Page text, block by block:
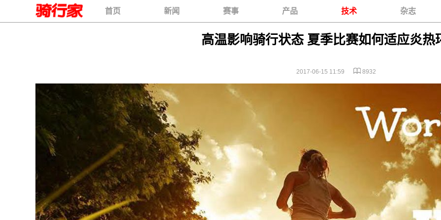
首页 新闻 赛事 产品 技术 杂志
高温影响骑行状态 夏季比赛如何适应炎热
2017-06-15 11:59 8932